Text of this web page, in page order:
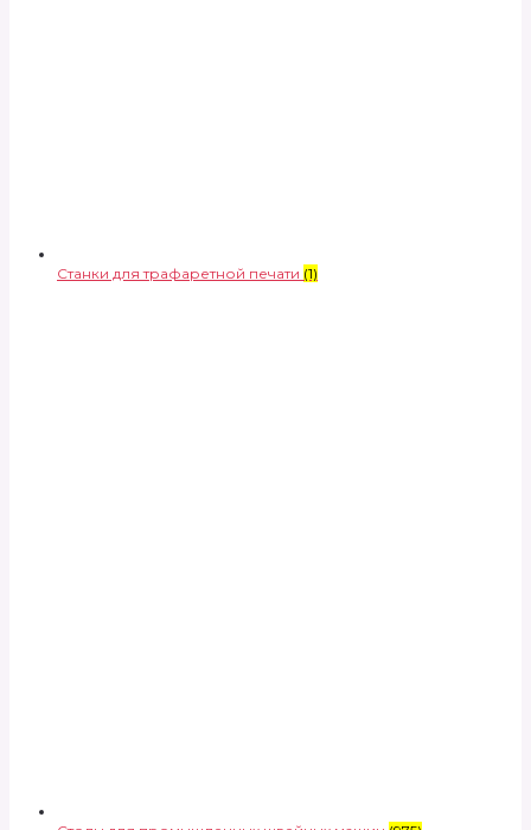
Станки для трафаретной печати (1)